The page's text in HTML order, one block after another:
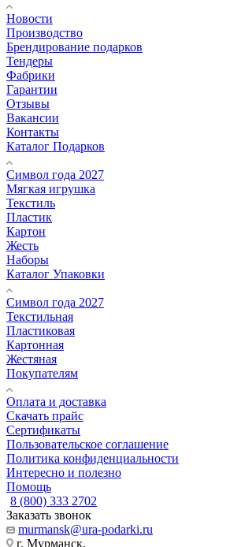
Новости
Производство
Брендирование подарков
Тендеры
Фабрики
Гарантии
Отзывы
Вакансии
Контакты
Каталог Подарков
Символ года 2027
Мягкая игрушка
Текстиль
Пластик
Картон
Жесть
Наборы
Каталог Упаковки
Символ года 2027
Текстильная
Пластиковая
Картонная
Жестяная
Покупателям
Оплата и доставка
Скачать прайс
Сертификаты
Пользовательское соглашение
Политика конфиденциальности
Интересно и полезно
Помощь
8 (800) 333 2702
Заказать звонок
murmansk@ura-podarki.ru
г. Мурманск,